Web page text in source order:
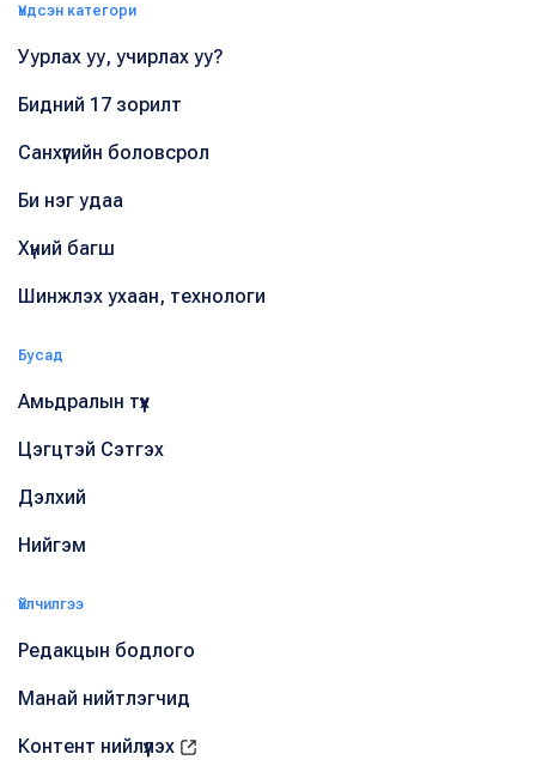
Үндсэн категори
Уурлах уу, учирлах уу?
Бидний 17 зорилт
Санхүүгийн боловсрол
Би нэг удаа
Хүний багш
Шинжлэх ухаан, технологи
Бусад
Амьдралын түүх
Цэгцтэй Сэтгэх
Дэлхий
Нийгэм
Үйлчилгээ
Редакцын бодлого
Манай нийтлэгчид
Контент нийлүүлэх